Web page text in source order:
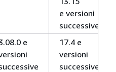
e versioni
successive
e
17.4 e
versioni
successive,